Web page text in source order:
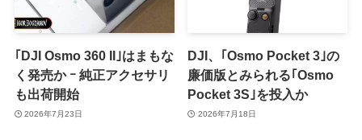
｢DJI Osmo 360 II｣はまもな
く発売か ｰ 純正アクセサリ
も出荷開始
2026年7月23日
DJI、｢Osmo Pocket 3｣の
廉価版とみられる｢Osmo
Pocket 3S｣を投入か
2026年7月18日